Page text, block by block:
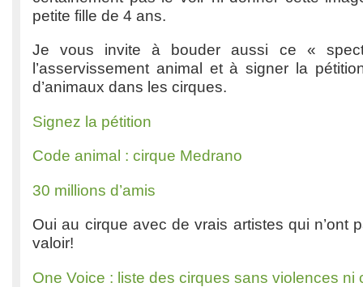
petite fille de 4 ans.
Je vous invite à bouder aussi ce «
l’asservissement animal et à signer la
d’animaux dans les cirques.
Signez la pétition
Code animal : cirque Medrano
30 millions d’amis
Oui au cirque avec de vrais artistes qui n’ont
valoir!
One Voice : liste des cirques sans violences ni